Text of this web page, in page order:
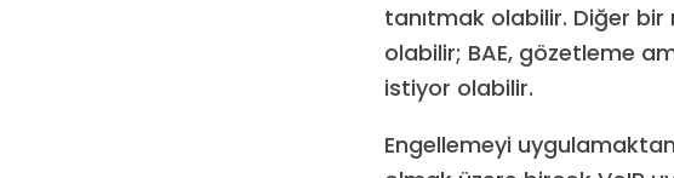
tanıtmak olabilir. Diğer bir
olabilir; BAE, gözetleme
istiyor olabilir.
Engellemeyi